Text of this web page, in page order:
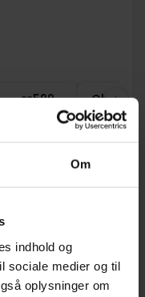
Om
indhold og
sociale medier og til
oplysninger om
pp599,-
I alt 1198,-
Okt